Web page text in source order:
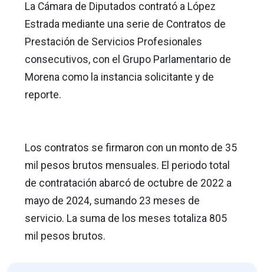
La Cámara de Diputados contrató a López
Estrada mediante una serie de Contratos de
Prestación de Servicios Profesionales
consecutivos, con el Grupo Parlamentario de
Morena como la instancia solicitante y de
reporte.
Los contratos se firmaron con un monto de 35
mil pesos brutos mensuales. El periodo total
de contratación abarcó de octubre de 2022 a
mayo de 2024, sumando 23 meses de
servicio. La suma de los meses totaliza 805
mil pesos brutos.